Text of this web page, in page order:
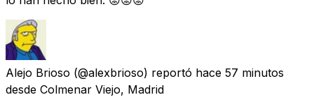
Alejo Brioso (@alexbrioso) reportó hace 57 minutos
desde Colmenar Viejo, Madrid